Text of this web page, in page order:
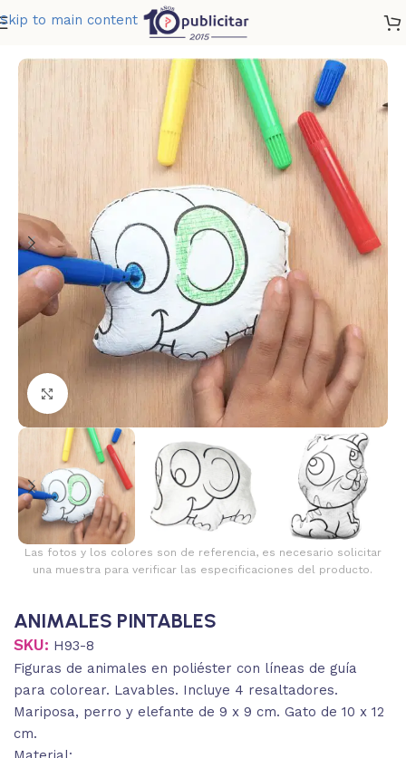
Skip to main content
ANIMALES PINTABLES
Clic para ampliar
Las fotos y los colores son de referencia, es necesario solicitar
una muestra para verificar las especificaciones del producto.
ANIMALES PINTABLES
SKU: H93-8
Figuras de animales en poliéster con líneas de guía
para colorear. Lavables. Incluye 4 resaltadores.
Mariposa, perro y elefante de 9 x 9 cm. Gato de 10 x 12
cm.